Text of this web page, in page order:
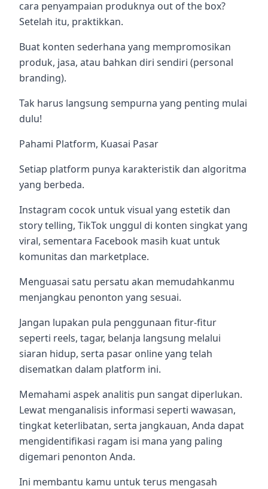
cara penyampaian produknya out of the box?
Setelah itu, praktikkan.
Buat konten sederhana yang mempromosikan
produk, jasa, atau bahkan diri sendiri (personal
branding).
Tak harus langsung sempurna yang penting mulai
dulu!
Pahami Platform, Kuasai Pasar
Setiap platform punya karakteristik dan algoritma
yang berbeda.
Instagram cocok untuk visual yang estetik dan
story telling, TikTok unggul di konten singkat yang
viral, sementara Facebook masih kuat untuk
komunitas dan marketplace.
Menguasai satu persatu akan memudahkanmu
menjangkau penonton yang sesuai.
Jangan lupakan pula penggunaan fitur-fitur
seperti reels, tagar, belanja langsung melalui
siaran hidup, serta pasar online yang telah
disematkan dalam platform ini.
Memahami aspek analitis pun sangat diperlukan.
Lewat menganalisis informasi seperti wawasan,
tingkat keterlibatan, serta jangkauan, Anda dapat
mengidentifikasi ragam isi mana yang paling
digemari penonton Anda.
Ini membantu kamu untuk terus mengasah